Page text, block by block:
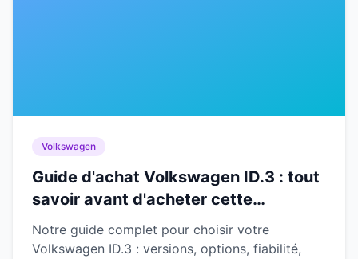
Volkswagen
Guide d'achat Volkswagen ID.3 : tout
savoir avant d'acheter cette
compacte électrique
Notre guide complet pour choisir votre
Volkswagen ID.3 : versions, options, fiabilité,